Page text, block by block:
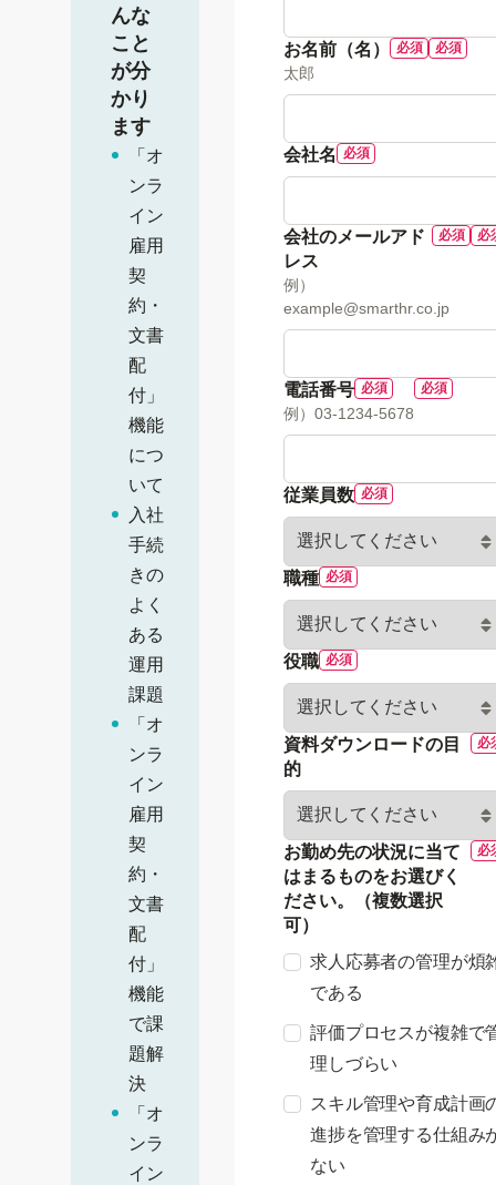
んな
こと
が分
かり
ます
「オ
ンラ
イン
雇用
契
約・
文書
配
付」
機能
につ
いて
入社
手続
きの
よく
ある
運用
課題
「オ
ンラ
イン
雇用
契
約・
文書
配
付」
機能
で課
題解
決
「オ
ンラ
イン
お名前（名）
太郎
会社名
会社のメールアド
レス
例）
example@smarthr.co.jp
電話番号
例）03-1234-5678
従業員数
職種
役職
資料ダウンロードの目
的
お勤め先の状況に当て
はまるものをお選びく
ださい。（複数選択
可）
求人応募者の管理が煩
である
評価プロセスが複雑で
理しづらい
スキル管理や育成計画
進捗を管理する仕組み
ない